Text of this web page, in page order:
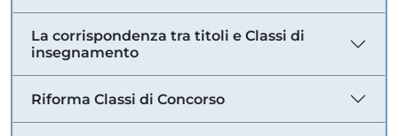
La corrispondenza tra titoli e Classi di
insegnamento
Riforma Classi di Concorso